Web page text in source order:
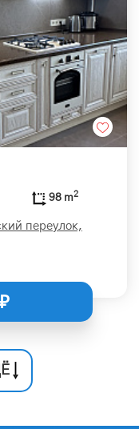
98 m2
переулок,